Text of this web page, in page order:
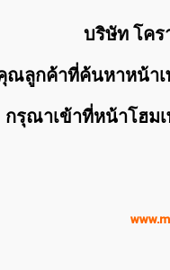
บริษัท โคร
ลูกค้าที่ค้นหาหน้าเ
กรุณาเข้าที่หน้าโฮมเ